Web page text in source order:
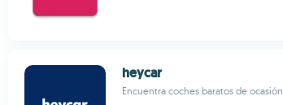
heycar
Encuentra coches baratos de ocasión